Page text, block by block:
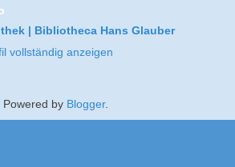
| Bibliotheca Hans Glauber
vollständig anzeigen
Powered by Blogger.